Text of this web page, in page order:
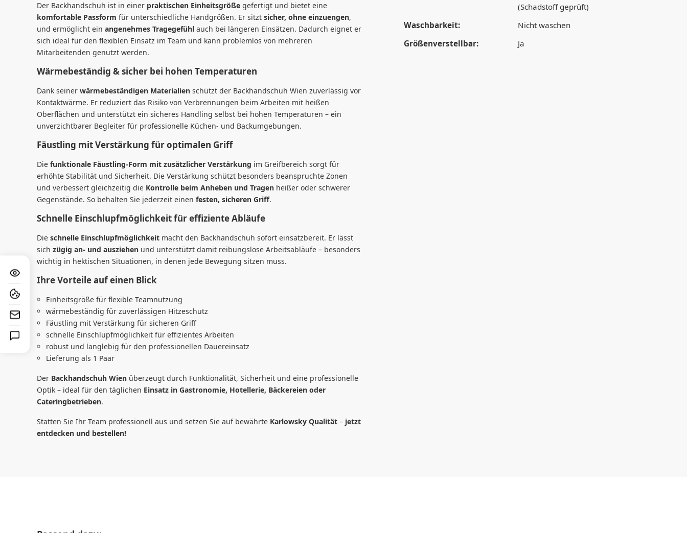
Der Backhandschuh ist in einer praktischen Einheitsgröße gefertigt und bietet eine
komfortable Passform für unterschiedliche Handgrößen. Er sitzt sicher, ohne einzuengen,
und ermöglicht ein angenehmes Tragegefühl auch bei längeren Einsätzen. Dadurch eignet er
sich ideal für den flexiblen Einsatz im Team und kann problemlos von mehreren
Mitarbeitenden genutzt werden.
Wärmebeständig & sicher bei hohen Temperaturen
Dank seiner wärmebeständigen Materialien schützt der Backhandschuh Wien zuverlässig vor
Kontaktwärme. Er reduziert das Risiko von Verbrennungen beim Arbeiten mit heißen
Oberflächen und unterstützt ein sicheres Handling selbst bei hohen Temperaturen – ein
unverzichtbarer Begleiter für professionelle Küchen- und Backumgebungen.
Fäustling mit Verstärkung für optimalen Griff
Die funktionale Fäustling-Form mit zusätzlicher Verstärkung im Greifbereich sorgt für
erhöhte Stabilität und Sicherheit. Die Verstärkung schützt besonders beanspruchte Zonen
und verbessert gleichzeitig die Kontrolle beim Anheben und Tragen heißer oder schwerer
Gegenstände. So behalten Sie jederzeit einen festen, sicheren Griff.
Schnelle Einschlupfmöglichkeit für effiziente Abläufe
Die schnelle Einschlupfmöglichkeit macht den Backhandschuh sofort einsatzbereit. Er lässt
sich zügig an- und ausziehen und unterstützt damit reibungslose Arbeitsabläufe – besonders
wichtig in hektischen Situationen, in denen jede Bewegung sitzen muss.
Ihre Vorteile auf einen Blick
Einheitsgröße für flexible Teamnutzung
wärmebeständig für zuverlässigen Hitzeschutz
Fäustling mit Verstärkung für sicheren Griff
schnelle Einschlupfmöglichkeit für effizientes Arbeiten
robust und langlebig für den professionellen Dauereinsatz
Lieferung als 1 Paar
Der Backhandschuh Wien überzeugt durch Funktionalität, Sicherheit und eine professionelle
Optik – ideal für den täglichen Einsatz in Gastronomie, Hotellerie, Bäckereien oder
Cateringbetrieben.
Statten Sie Ihr Team professionell aus und setzen Sie auf bewährte Karlowsky Qualität – jetzt
entdecken und bestellen!
(Schadstoff geprüft)
Waschbarkeit:
Nicht waschen
Größenverstellbar:
Ja